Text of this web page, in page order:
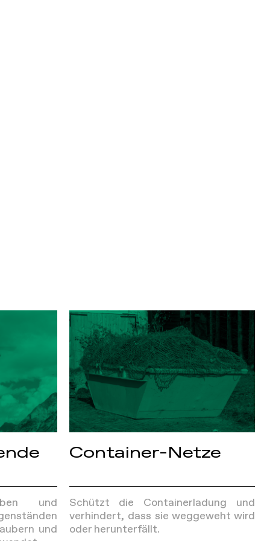
und
und
Container-Netze
Schützt die Containerladung und
verhindert, dass sie weggeweht wird
oder herunterfällt.